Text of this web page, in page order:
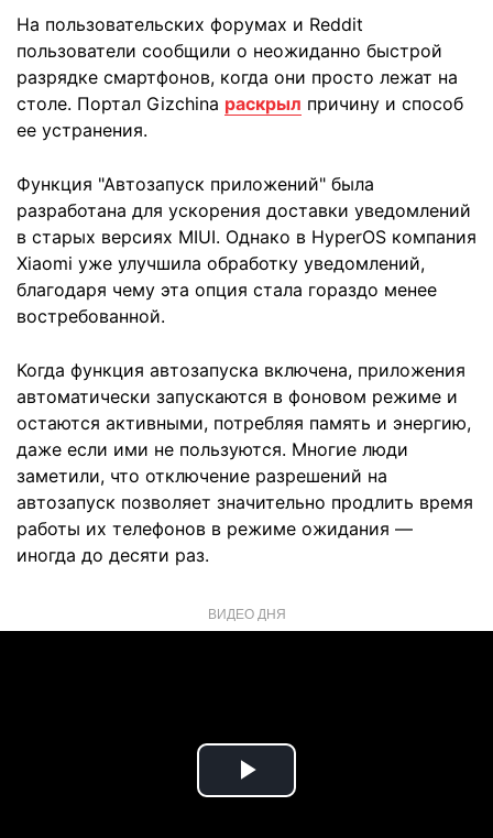
На пользовательских форумах и Reddit
пользователи сообщили о неожиданно быстрой
разрядке смартфонов, когда они просто лежат на
столе. Портал Gizchina раскрыл причину и способ
ее устранения.
Функция "Автозапуск приложений" была
разработана для ускорения доставки уведомлений
в старых версиях MIUI. Однако в HyperOS компания
Xiaomi уже улучшила обработку уведомлений,
благодаря чему эта опция стала гораздо менее
востребованной.
Когда функция автозапуска включена, приложения
автоматически запускаются в фоновом режиме и
остаются активными, потребляя память и энергию,
даже если ими не пользуются. Многие люди
заметили, что отключение разрешений на
автозапуск позволяет значительно продлить время
работы их телефонов в режиме ожидания —
иногда до десяти раз.
ВИДЕО ДНЯ
Play